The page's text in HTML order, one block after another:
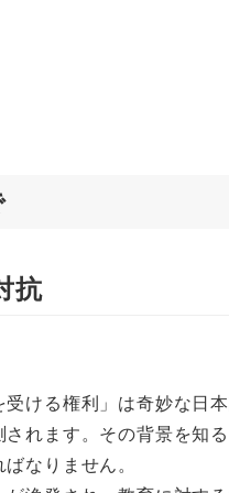
抗
ける権利」は奇妙な日
れます。その背景を知
なりません。